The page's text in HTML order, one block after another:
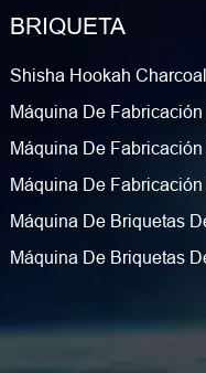
BRIQUETA
Shisha Hookah
Máquina De
Máquina De
Máquina De
Máquina De Briquetas
Máquina De Briquetas